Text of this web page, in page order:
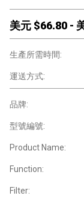
美元 $66.80 -
生產所需時間:
運送方式:
品牌:
型號編號:
Product Name:
Function:
Filter: